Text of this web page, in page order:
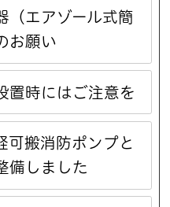
（エアゾール式簡
お願い
置時にはご注意を
可搬消防ポンプと
備しました